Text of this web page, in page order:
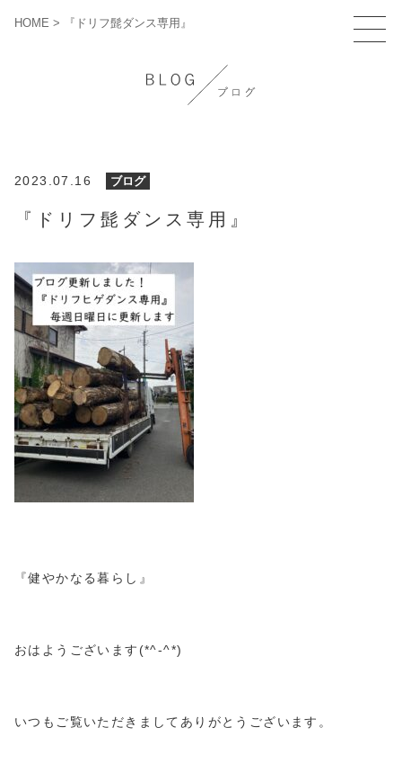
HOME > 『ドリフ髭ダンス専用』
2023.07.16 ブログ
『ドリフ髭ダンス専用』
『健やかなる暮らし』
おはようございます(*^-^*)
いつもご覧いただきましてありがとうございます。